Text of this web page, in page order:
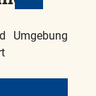
Umgebung